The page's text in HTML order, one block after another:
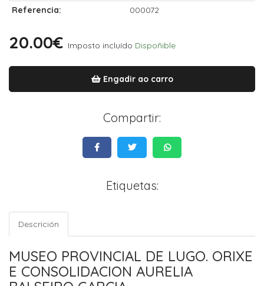
Referencia: 000072
20.00€ Imposto incluído Dispoñible
Engadir ao carro
Compartir:
Etiquetas:
Descrición
MUSEO PROVINCIAL DE LUGO. ORIXE
E CONSOLIDACION AURELIA